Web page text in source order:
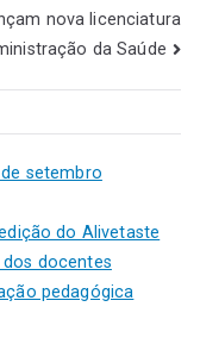
nova licenciatura
da Saúde
setembro
do Alivetaste
docentes
pedagógica